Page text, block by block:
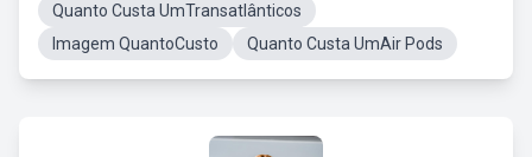
Quanto Custa UmTransatlânticos
Imagem QuantoCusto
Quanto Custa UmAir Pods